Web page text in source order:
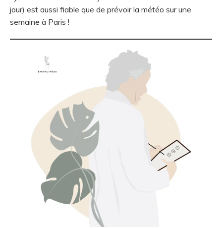
jour) est aussi fiable que de prévoir la météo sur une
semaine à Paris !